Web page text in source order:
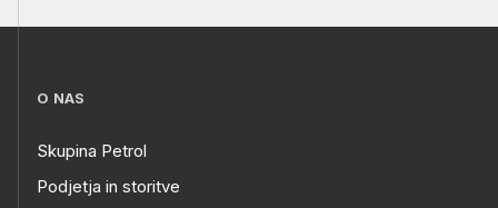
O NAS
Skupina Petrol
Podjetja in storitve